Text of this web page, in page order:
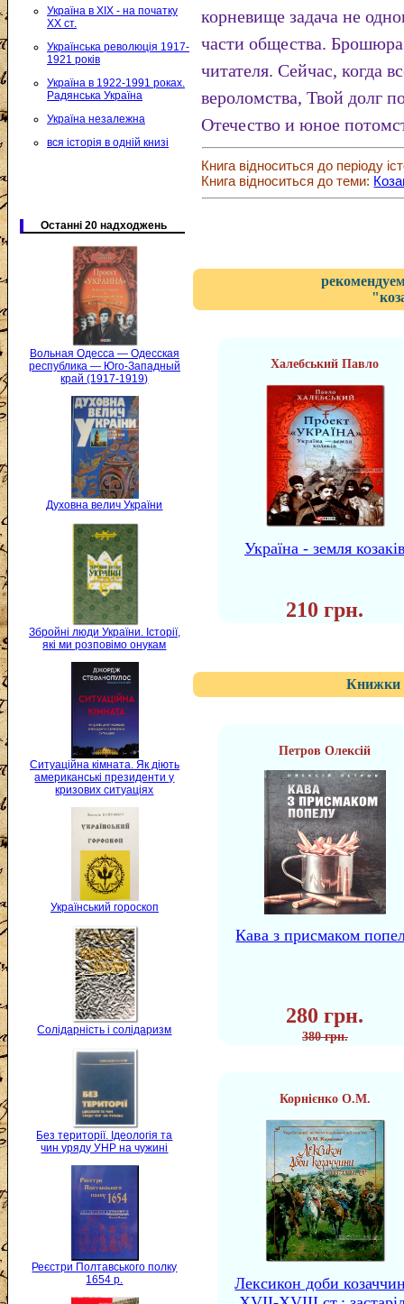
Україна в XIX - на початку
XX ст.
Українська революція 1917-
1921 років
Україна в 1922-1991 роках.
Радянська Україна
Україна незалежна
вся історія в одній книзі
Останні 20 надходжень
Вольная Одесса — Одесская
республика — Юго-Западный
край (1917-1919)
Духовна велич України
Збройні люди України. Історії,
які ми розповімо онукам
Ситуаційна кімната. Як діють
американські президенти у
кризових ситуаціях
Український гороскоп
Солідарність і солідаризм
Без території. Ідеологія та
чин уряду УНР на чужині
Реєстри Полтавського полку
1654 р.
корневище задача не
части общества. Брошюра
читателя. Сейчас, когда
вероломства, Твой долг
Отечество и юное
Книга відноситься до періоду
Книга відноситься до теми:
Халебський Павло
Україна - земля
210 грн.
Книжки
Петров Олексій
Кава з присмаком
280 грн.
380 грн.
Корнієнко О.М.
Лексикон доби